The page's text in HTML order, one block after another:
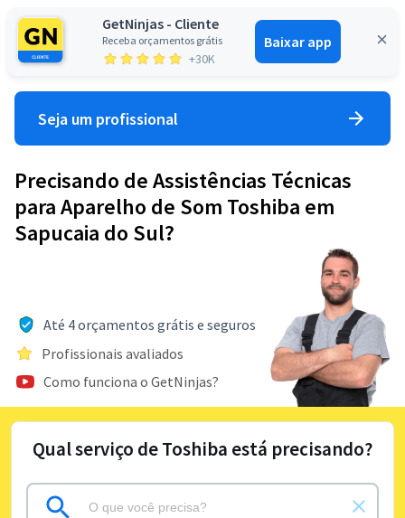
GetNinjas - Cliente
Receba orçamentos grátis
+30K
Baixar app
Entrar
Seja um profissional
Precisando de Assistências Técnicas
para Aparelho de Som Toshiba em
Sapucaia do Sul?
Até 4 orçamentos grátis e seguros
Profissionais avaliados
Como funciona o GetNinjas?
Qual serviço de Toshiba está precisando?